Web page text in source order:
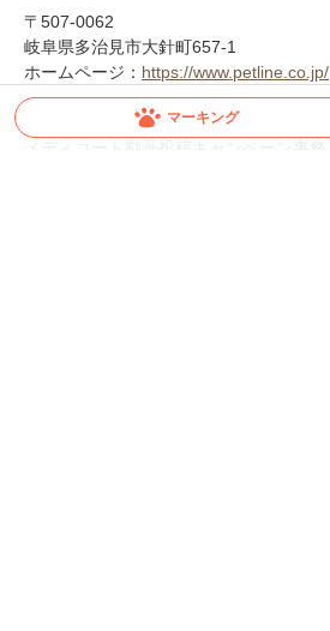
マーキング
〒507-0062
岐阜県多治見市大針町657-1
ホームページ： https://www.petline.co.jp/
◼︎問い合わせ先